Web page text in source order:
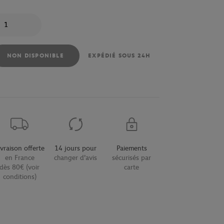
NON DISPONIBLE EXPÉDIÉ SOUS 24H
offerte
en France
dès 80€ (voir
conditions)
14 jours pour
changer d'avis
Paiements
sécurisés par
carte